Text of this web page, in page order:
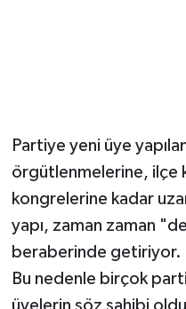
Partiye yeni üye
örgütlenmelerine, ilçe
kongrelerine kadar
yapı, zaman zaman
beraberinde getiriyor.
Bu nedenle birçok
üyelerin söz sahibi